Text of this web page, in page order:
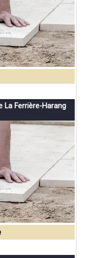
La Ferrière-Harang